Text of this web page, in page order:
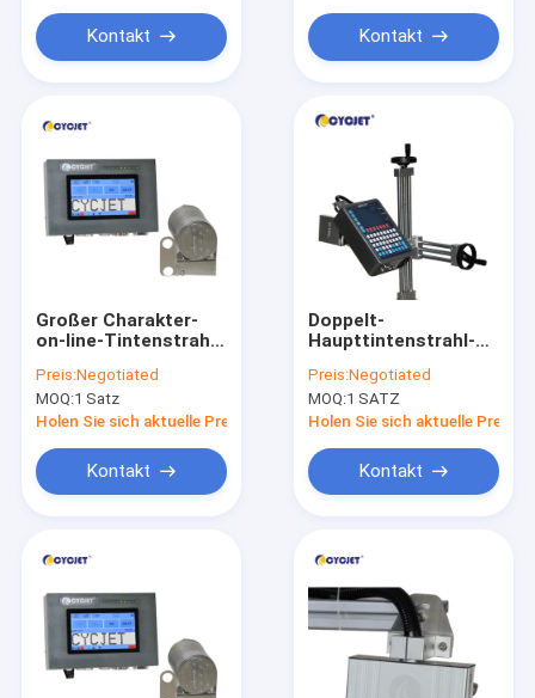
Über uns
Fabrik-Ausflug
Kontakt Kontakt
Großer Charakter-
on-line-Tintenstrahl-
Bricks-Drucken D16L
62mm
Preis:Negotiated
MOQ:1 Satz
Holen Sie sich aktuelle Preis
Kontakt
Doppelt-
Haupttintenstrahl-
des Nachfrage-
großes Charakter-
Tintenstrahl-
Preis:Negotiated
MOQ:1 SATZ
Holen Sie sich aktuelle Preis
Kontakt